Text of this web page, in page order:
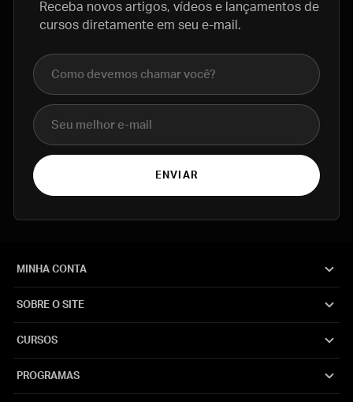
Receba novos artigos, vídeos e lançamentos de
cursos diretamente em seu e-mail.
Nome completo
E-mail
ENVIAR
MINHA CONTA
SOBRE O SITE
CURSOS
PROGRAMAS